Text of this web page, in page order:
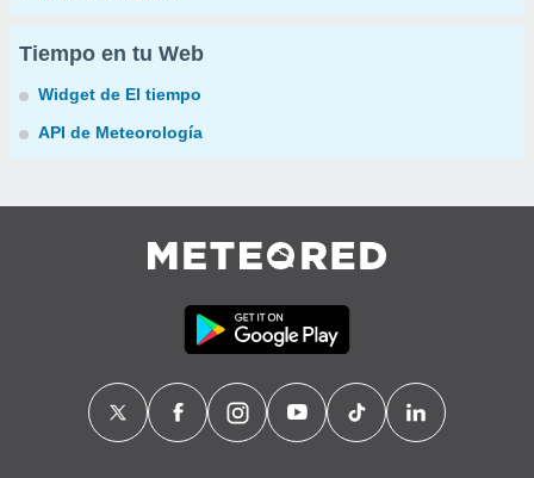
Tiempo en tu Web
Widget de El tiempo
API de Meteorología